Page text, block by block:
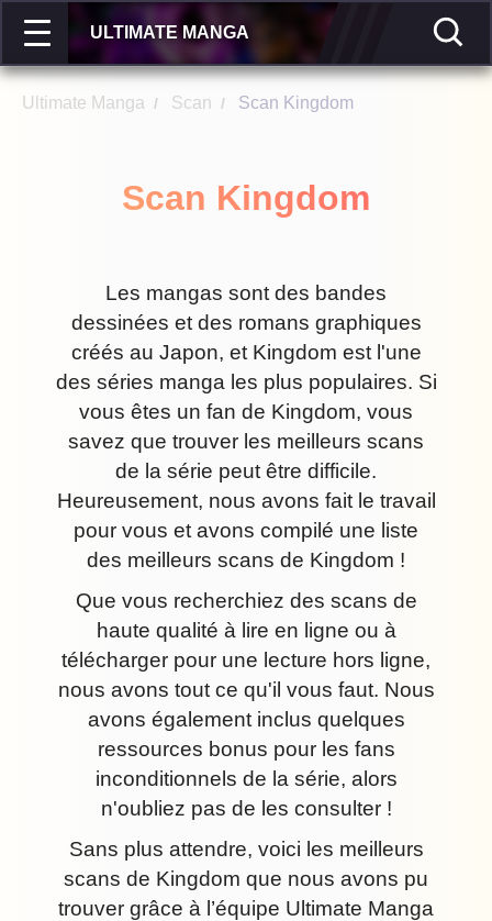
ULTIMATE MANGA
Ultimate Manga / Scan / Scan Kingdom
Scan Kingdom
Les mangas sont des bandes
dessinées et des romans graphiques
créés au Japon, et Kingdom est l'une
des séries manga les plus populaires. Si
vous êtes un fan de Kingdom, vous
savez que trouver les meilleurs scans
de la série peut être difficile.
Heureusement, nous avons fait le travail
pour vous et avons compilé une liste
des meilleurs scans de Kingdom !
Que vous recherchiez des scans de
haute qualité à lire en ligne ou à
télécharger pour une lecture hors ligne,
nous avons tout ce qu'il vous faut. Nous
avons également inclus quelques
ressources bonus pour les fans
inconditionnels de la série, alors
n'oubliez pas de les consulter !
Sans plus attendre, voici les meilleurs
scans de Kingdom que nous avons pu
trouver grâce à l’équipe Ultimate Manga